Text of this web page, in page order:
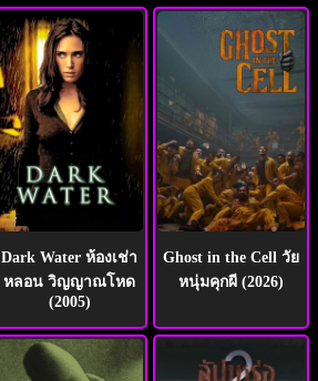
Dark Water ห้องเช่า
หลอน วิญญาณโหด
(2005)
Ghost in the Cell วัย
หนุ่มคุกผี (2026)